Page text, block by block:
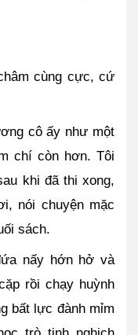
cùng cực, cứ
cô ấy như một
chí còn hơn. Tôi
khi đã thi xong,
nói chuyện mặc
sách.
nấy hớn hở và
rồi chạy huỳnh
bất lực đành mỉm